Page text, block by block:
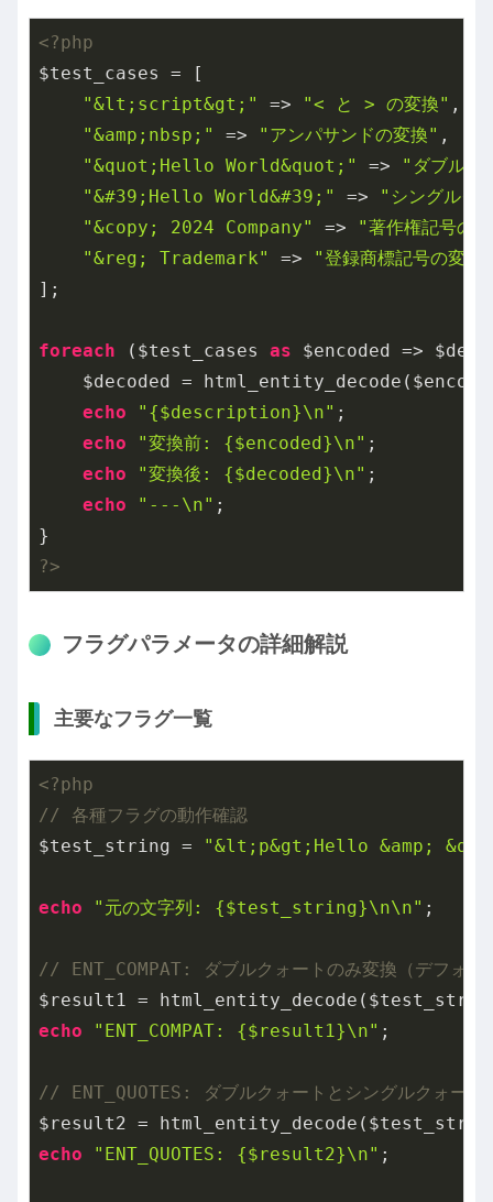
<?php
$test_cases = [
"&lt;script&gt;"
=> "< と > の変換" ,
"&amp;nbsp;"
=> "アンパサンドの変換" ,
"&quot;Hello World&quot;"
=>
"ダブルク
"&#39;Hello World&#39;"
=>
"シングルク
"&copy; 2024 Company"
=>
"著作権記号の
"&reg; Trademark"
=>
"登録商標記号の変換"
];
foreach ($test_cases as $encoded =>
$decoded =
echo
"{$description}\n" ;
echo
"変換前: {$encoded}\n" ;
echo
"変換後: {$decoded}\n" ;
echo
"---\n" ;
?>
フラグパラメータの詳細解説
主要なフラグ一覧
<?php
// 各種フラグの動作確認
$test_string =
"&lt;p&gt;Hello &amp;
echo "元の文字列: {$test_string}\n\n" ;
// ENT_COMPAT: ダブルクォートのみ変換（デフォル
echo "ENT_COMPAT: {$result1}\n" ;
// ENT_QUOTES: ダブルクォートとシングルクォート
echo "ENT_QUOTES: {$result2}\n" ;